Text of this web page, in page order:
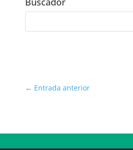
← Entrada anterior